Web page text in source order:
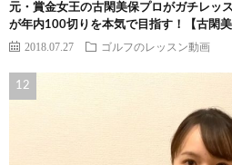
元・賞金女王の古閑美保プロがガチレッ
が年内100切りを本気で目指す！【古閑
2018.07.27 ゴルフのレッスン動画